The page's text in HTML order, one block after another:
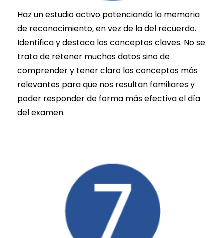
Haz un estudio activo potenciando la memoria
de reconocimiento, en vez de la del recuerdo.
Identifica y destaca los conceptos claves. No se
trata de retener muchos datos sino de
comprender y tener claro los conceptos más
relevantes para que nos resultan familiares y
poder responder de forma más efectiva el día
del examen.